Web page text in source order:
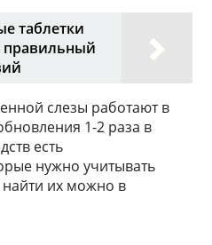
таблетки
правильный
слезы работают в
1-2 раза в
есть
нужно учитывать
их можно в